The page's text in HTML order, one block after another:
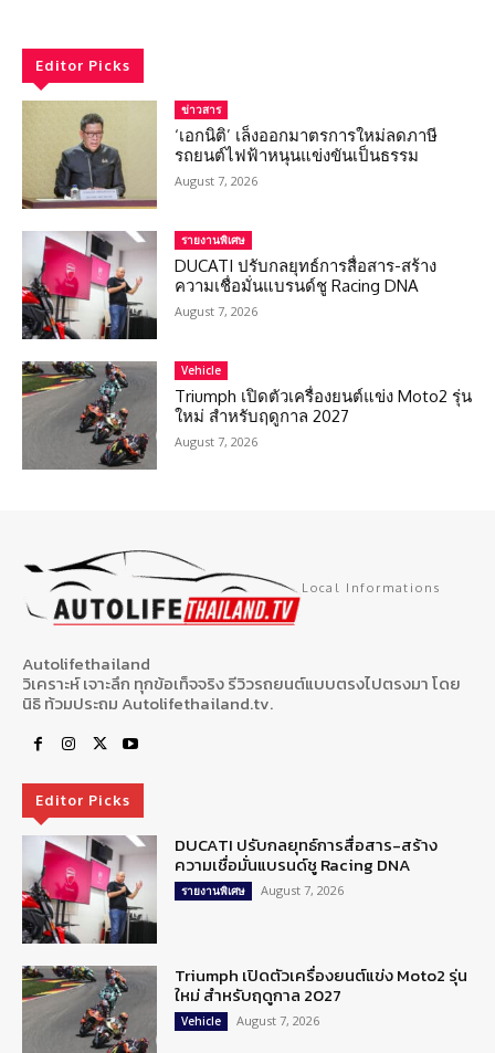
Editor Picks
ข่าวสาร
‘เอกนิติ’ เล็งออกมาตรการใหม่ลดภาษี
รถยนต์ไฟฟ้าหนุนแข่งขันเป็นธรรม
August 7, 2026
รายงานพิเศษ
DUCATI ปรับกลยุทธ์การสื่อสาร-สร้าง
ความเชื่อมั่นแบรนด์ชู Racing DNA
August 7, 2026
Vehicle
Triumph เปิดตัวเครื่องยนต์แข่ง Moto2 รุ่น
ใหม่ สำหรับฤดูกาล 2027
August 7, 2026
Local Informations
Autolifethailand
วิเคราะห์ เจาะลึก ทุกข้อเท็จจริง รีวิวรถยนต์แบบตรงไปตรงมา โดย
นิธิ ท้วมประถม Autolifethailand.tv.
Editor Picks
DUCATI ปรับกลยุทธ์การสื่อสาร-สร้าง
ความเชื่อมั่นแบรนด์ชู Racing DNA
รายงานพิเศษ August 7, 2026
Triumph เปิดตัวเครื่องยนต์แข่ง Moto2 รุ่น
ใหม่ สำหรับฤดูกาล 2027
Vehicle August 7, 2026